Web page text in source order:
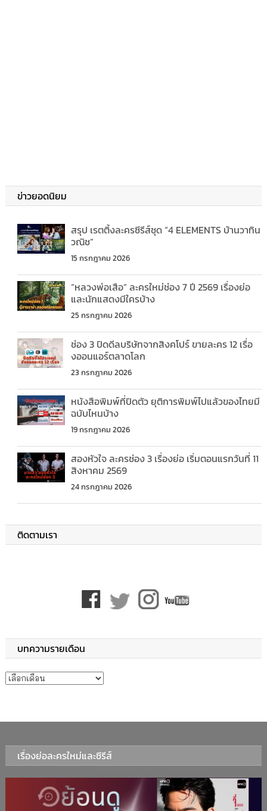
ข่าวยอดนิยม
สรุป เรตติ้งละครซีรีส์ชุด “4 ELEMENTS บ้านวาทิน
วณิช”
15 กรกฎาคม 2026
“หลวงพ่อเสือ” ละครใหม่ช่อง 7 ปี 2569 เรื่องย่อ
และนักแสดงมีใครบ้าง
25 กรกฎาคม 2026
ช่อง 3 ปิดดีลบริษัทจากสิงคโปร์ ขายละคร 12 เรื่อ
งออนแอร์ตลาดโลก
23 กรกฎาคม 2026
หนังสือพิมพ์ที่ปิดตัว ยุติการพิมพ์ไปแล้วของไทยมี
ฉบับไหนบ้าง
19 กรกฎาคม 2026
สองหัวใจ ละครช่อง 3 เรื่องย่อ เริ่มตอนแรกวันที่ 11
สิงหาคม 2569
24 กรกฎาคม 2026
ติดตามเรา
บทความรายเดือน
บทความรายเดือน
เรื่องย่อละครใหม่และซีรีส์